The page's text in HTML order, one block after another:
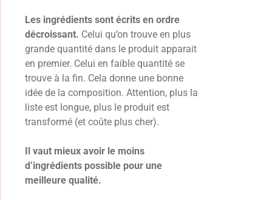
Les ingrédients sont écrits en ordre
décroissant. Celui qu’on trouve en plus
grande quantité dans le produit apparait
en premier. Celui en faible quantité se
trouve à la fin. Cela donne une bonne
idée de la composition. Attention, plus la
liste est longue, plus le produit est
transformé (et coûte plus cher).
Il vaut mieux avoir le moins
d’ingrédients possible pour une
meilleure qualité.